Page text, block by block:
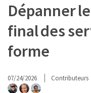
Dépanner
final des
forme
07/24/2026 Contributeurs